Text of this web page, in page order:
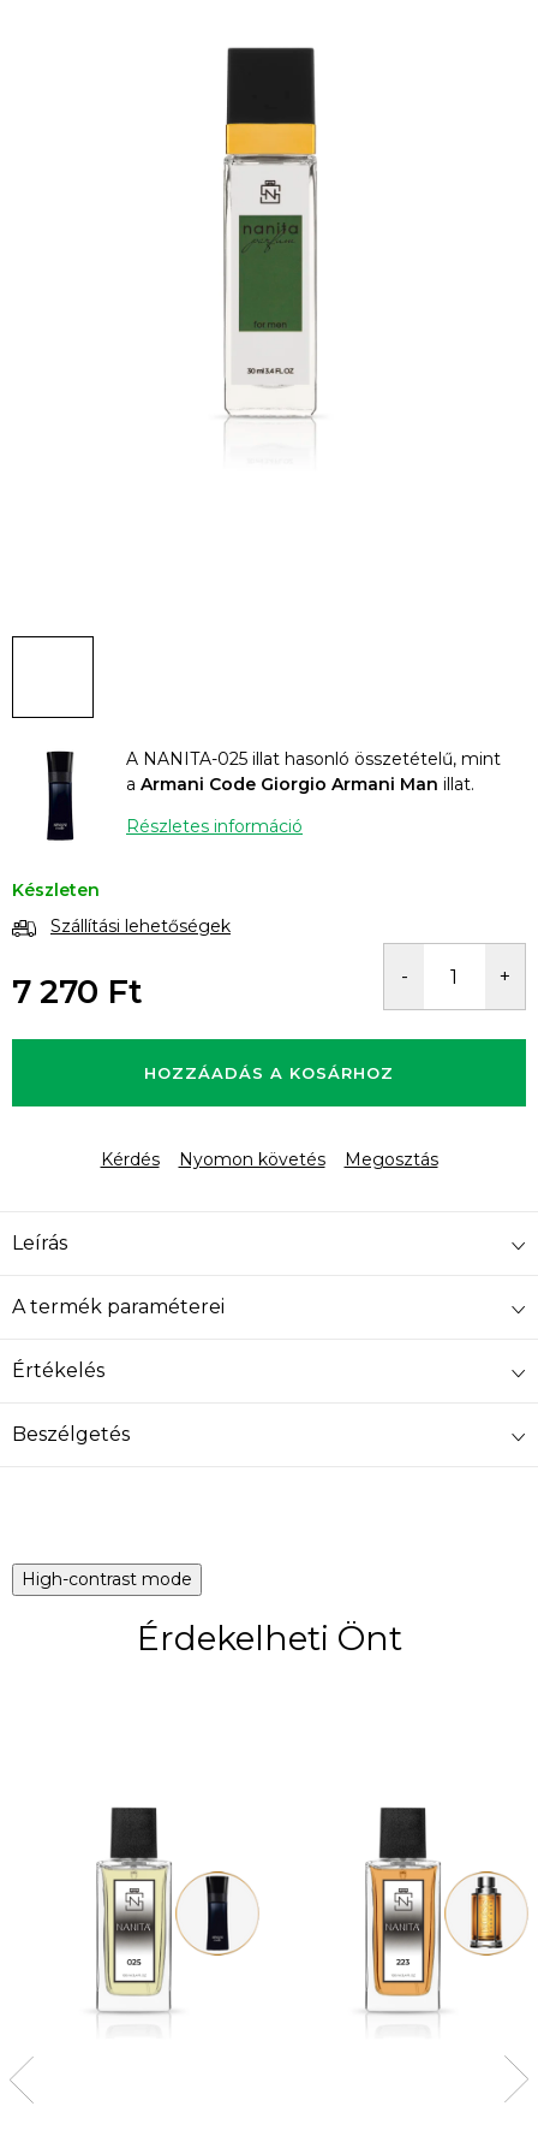
A NANITA-025 illat hasonló összetételű, mint
a Armani Code Giorgio Armani Man illat.
Részletes információ
Készleten
Szállítási lehetőségek
7 270 Ft
HOZZÁADÁS A KOSÁRHOZ
Kérdés Nyomon követés Megosztás
Leírás
A termék paraméterei
Értékelés
Beszélgetés
High-contrast mode
Érdekelheti Önt